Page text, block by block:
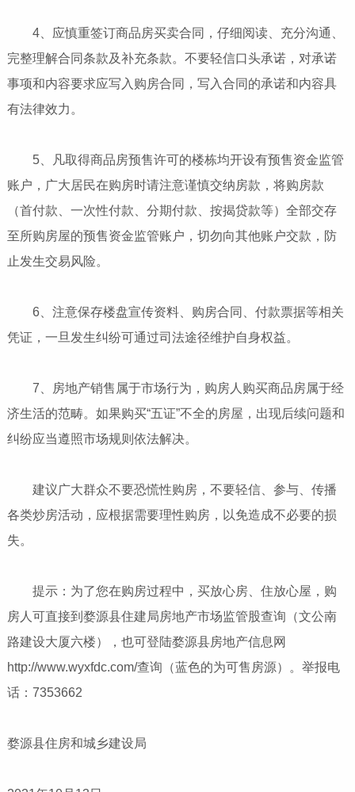
4、应慎重签订商品房买卖合同，仔细阅读、充分沟通、
完整理解合同条款及补充条款。不要轻信口头承诺，对承诺
事项和内容要求应写入购房合同，写入合同的承诺和内容具
有法律效力。
5、凡取得商品房预售许可的楼栋均开设有预售资金监管
账户，广大居民在购房时请注意谨慎交纳房款，将购房款
（首付款、一次性付款、分期付款、按揭贷款等）全部交存
至所购房屋的预售资金监管账户，切勿向其他账户交款，防
止发生交易风险。
6、注意保存楼盘宣传资料、购房合同、付款票据等相关
凭证，一旦发生纠纷可通过司法途径维护自身权益。
7、房地产销售属于市场行为，购房人购买商品房属于经
济生活的范畴。如果购买“五证”不全的房屋，出现后续问题和
纠纷应当遵照市场规则依法解决。
建议广大群众不要恐慌性购房，不要轻信、参与、传播
各类炒房活动，应根据需要理性购房，以免造成不必要的损
失。
提示：为了您在购房过程中，买放心房、住放心屋，购
房人可直接到婺源县住建局房地产市场监管股查询（文公南
路建设大厦六楼），也可登陆婺源县房地产信息网
http://www.wyxfdc.com/查询（蓝色的为可售房源）。举报电
话：7353662
婺源县住房和城乡建设局